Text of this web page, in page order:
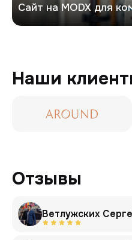
Сайт на MODX для
Наши
Отзывы
Ветлужских